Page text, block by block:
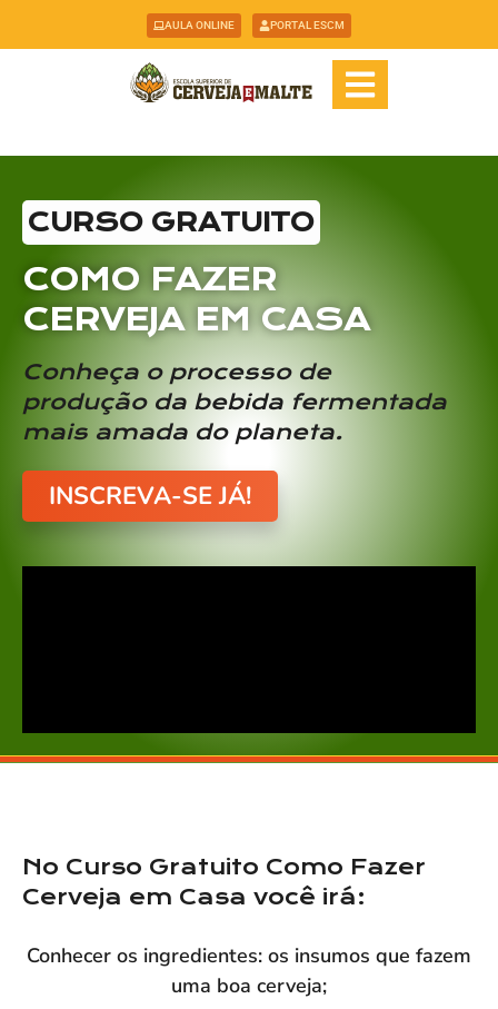
AULA ONLINE PORTAL ESCM
CURSO GRATUITO
COMO FAZER
CERVEJA EM CASA
Conheça o processo de
produção da bebida fermentada
mais amada do planeta.
INSCREVA-SE JÁ!
No Curso Gratuito Como Fazer
Cerveja em Casa você irá:
Conhecer os ingredientes: os insumos que fazem
uma boa cerveja;